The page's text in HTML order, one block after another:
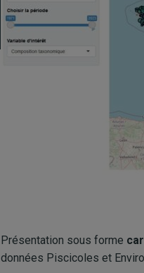
Présentation sous forme
données Piscicoles et